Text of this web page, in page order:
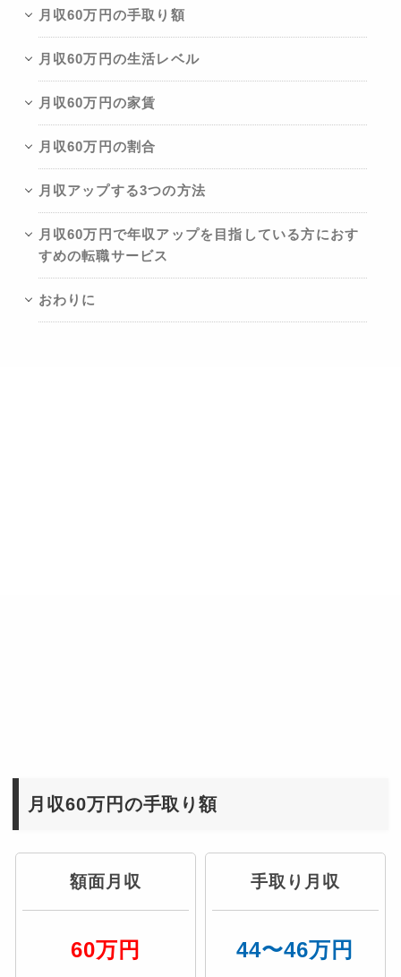
月収60万円の手取り額
月収60万円の生活レベル
月収60万円の家賃
月収60万円の割合
月収アップする3つの方法
月収60万円で年収アップを目指している方におす
すめの転職サービス
おわりに
月収60万円の手取り額
額面月収
60万円
手取り月収
44〜46万円